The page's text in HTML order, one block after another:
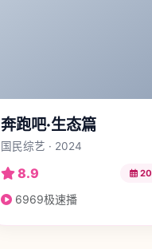
奔跑吧·生态篇
国民综艺 · 2024
8.9
6969极速播